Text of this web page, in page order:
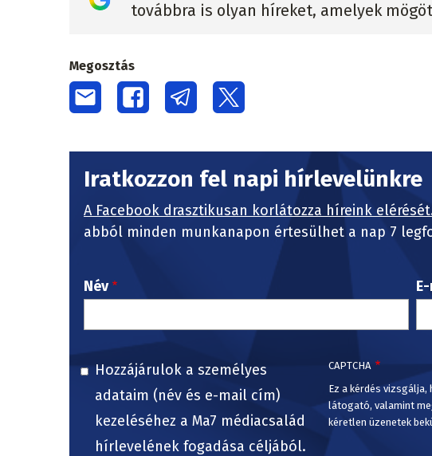
továbbra is olyan híreket, amelyek
Megosztás
Iratkozzon fel napi hírlevelünkre
A Facebook drasztikusan korlátozza híreink
abból minden munkanapon értesülhet a nap 7
Név
Hozzájárulok a személyes
adataim (név és e-mail cím)
kezeléséhez a Ma7 médiacsalád
hírlevelének fogadása céljából.
CAPTCHA
Ez a kérdés
látogató, valamint
kéretlen üzenetek